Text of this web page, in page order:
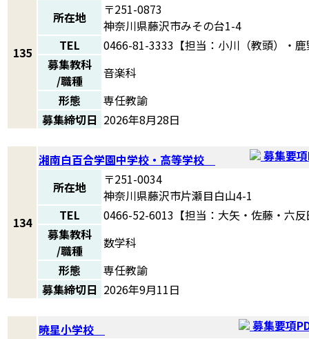
135
所在地
〒251-0873
神奈川県藤沢市みその台1-4
TEL
0466-81-3333【担当：小川（教頭）・
募集教科
/職種
音楽科
形態
専任教諭
募集締切日 2026年8月28日
134
湘南白百合学園中学校・高等学校
募集要
所在地
〒251-0034
神奈川県藤沢市片瀬目白山4-1
TEL
0466-52-6013【担当：大矢・佐藤・六反
募集教科
/職種
数学科
形態
専任教諭
募集締切日 2026年9月11日
暁星小学校
募集要項